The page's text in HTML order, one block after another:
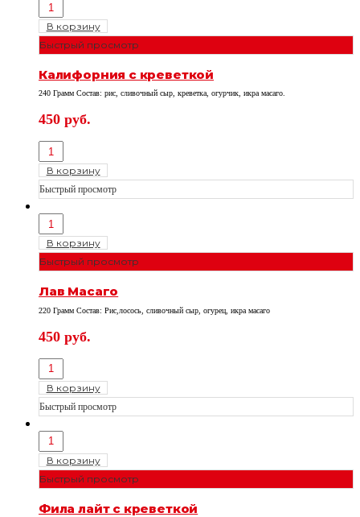
В корзину
Быстрый просмотр
Калифорния с креветкой
240 Грамм Состав: рис, сливочный сыр, креветка, огурчик, икра масаго.
450 руб.
В корзину
Быстрый просмотр
В корзину
Быстрый просмотр
Лав Масаго
220 Грамм Состав: Рис,лосось, сливочный сыр, огурец, икра масаго
450 руб.
В корзину
Быстрый просмотр
В корзину
Быстрый просмотр
Фила лайт с креветкой